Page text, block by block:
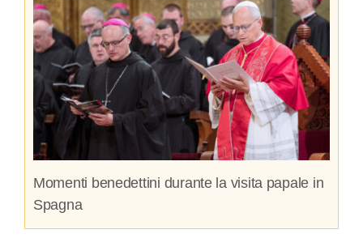
Momenti benedettini durante la visita papale in
Spagna